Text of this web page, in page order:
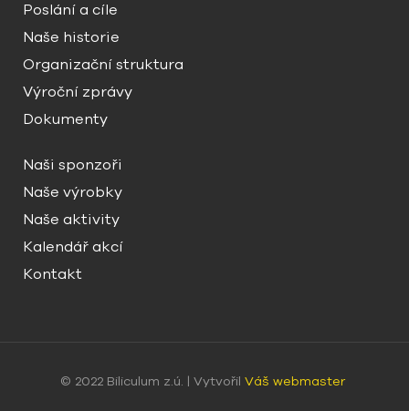
Poslání a cíle
Naše historie
Organizační struktura
Výroční zprávy
Dokumenty
Naši sponzoři
Naše výrobky
Naše aktivity
Kalendář akcí
Kontakt
© 2022 Biliculum z.ú. | Vytvořil Váš webmaster